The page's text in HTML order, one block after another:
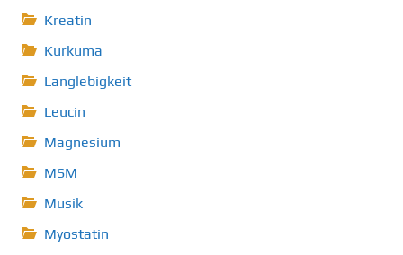
Kreatin
Kurkuma
Langlebigkeit
Leucin
Magnesium
MSM
Musik
Myostatin